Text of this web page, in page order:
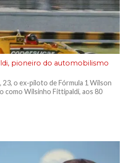
pioneiro do automobilismo
o ex-piloto de Fórmula 1 Wilson
como Wilsinho Fittipaldi, aos 80